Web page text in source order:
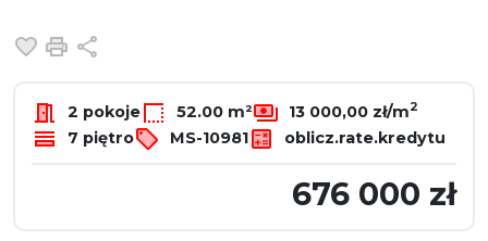
Dodaj do ulubionych
Drukuj
2 pokoje 52.00 m² 13 000,00 zł/m2
7 piętro MS-10981 oblicz.rate.kredytu
676 000 zł